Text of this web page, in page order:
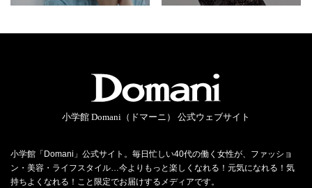
小学館 Domani（ドマーニ） 公式ウェブサイト
小学館「Domani」公式サイト。毎日忙しい40代の働く女性が、ファッショ
ン・美容・ライフスタイル…今よりもっと楽しくなれる！元気になれる！気
持ちよくなれる！こと限定でお届けするメディアです。